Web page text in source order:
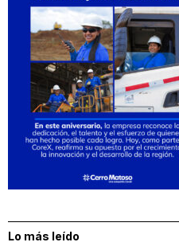
Lo más leído